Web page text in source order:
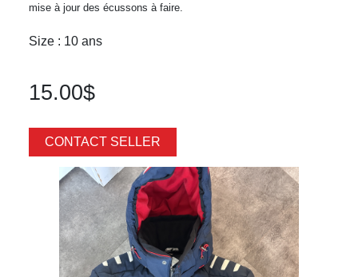
mise à jour des écussons à faire.
Size : 10 ans
15.00$
CONTACT SELLER